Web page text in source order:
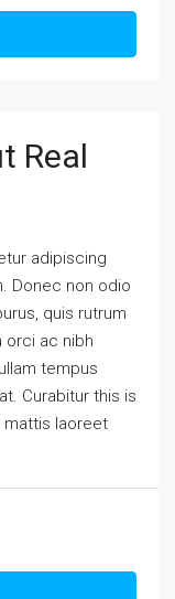
Real
adipiscing
Donec non odio
quis rutrum
orci ac nibh
tempus
Curabitur this is
mattis laoreet